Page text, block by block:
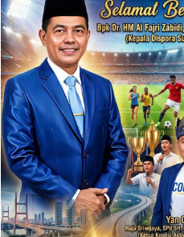
HUT OKU ke-116,
Dekatkan Layanan
melalui Gelegar PLN
2026